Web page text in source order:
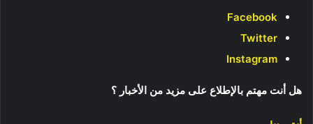
Facebook
Twitter
Instagram
هل أنت مهتم بالإطلاع على مزيد من الأخبار ؟